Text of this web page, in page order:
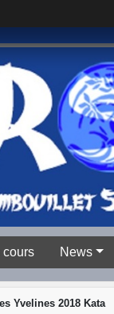
cours News
Yvelines 2018 Kata